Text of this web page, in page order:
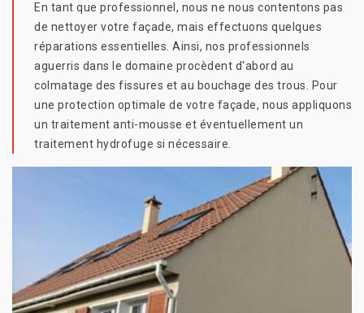
En tant que professionnel, nous ne nous contentons pas
de nettoyer votre façade, mais effectuons quelques
réparations essentielles. Ainsi, nos professionnels
aguerris dans le domaine procèdent d'abord au
colmatage des fissures et au bouchage des trous. Pour
une protection optimale de votre façade, nous appliquons
un traitement anti-mousse et éventuellement un
traitement hydrofuge si nécessaire.